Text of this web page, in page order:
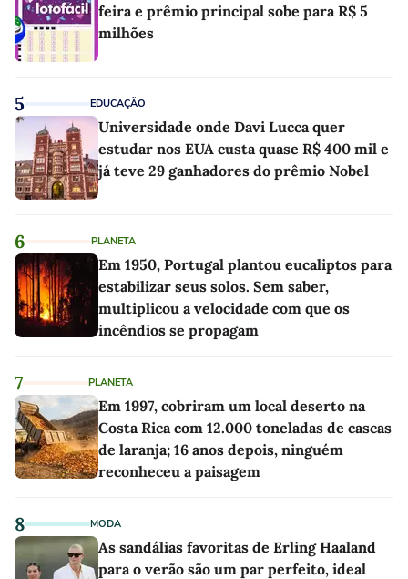
feira e prêmio principal sobe para R$ 5
milhões
5 EDUCAÇÃO
Universidade onde Davi Lucca quer
estudar nos EUA custa quase R$ 400 mil e
já teve 29 ganhadores do prêmio Nobel
6 PLANETA
Em 1950, Portugal plantou eucaliptos para
estabilizar seus solos. Sem saber,
multiplicou a velocidade com que os
incêndios se propagam
7 PLANETA
Em 1997, cobriram um local deserto na
Costa Rica com 12.000 toneladas de cascas
de laranja; 16 anos depois, ninguém
reconheceu a paisagem
8 MODA
As sandálias favoritas de Erling Haaland
para o verão são um par perfeito, ideal